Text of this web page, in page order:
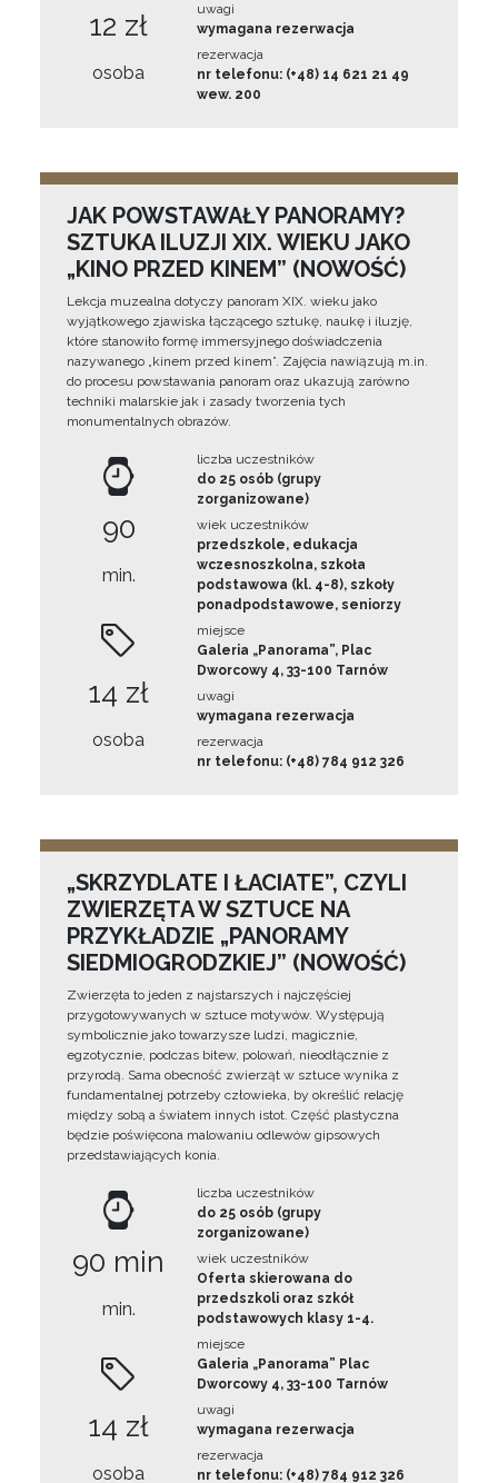
12 zł
osoba
uwagi
wymagana rezerwacja
rezerwacja
nr telefonu: (+48) 14 621 21 49
wew. 200
JAK POWSTAWAŁY PANORAMY?
SZTUKA ILUZJI XIX. WIEKU JAKO
„KINO PRZED KINEM” (NOWOŚĆ)
Lekcja muzealna dotyczy panoram XIX. wieku jako
wyjątkowego zjawiska łączącego sztukę, naukę i iluzję,
które stanowiło formę immersyjnego doświadczenia
nazywanego „kinem przed kinem”. Zajęcia nawiązują m.in.
do procesu powstawania panoram oraz ukazują zarówno
techniki malarskie jak i zasady tworzenia tych
monumentalnych obrazów.
90
min.
14 zł
osoba
liczba uczestników
do 25 osób (grupy
zorganizowane)
wiek uczestników
przedszkole, edukacja
wczesnoszkolna, szkoła
podstawowa (kl. 4-8), szkoły
ponadpodstawowe, seniorzy
miejsce
Galeria „Panorama”, Plac
Dworcowy 4, 33-100 Tarnów
uwagi
wymagana rezerwacja
rezerwacja
nr telefonu: (+48) 784 912 326
„SKRZYDLATE I ŁACIATE”, CZYLI
ZWIERZĘTA W SZTUCE NA
PRZYKŁADZIE „PANORAMY
SIEDMIOGRODZKIEJ” (NOWOŚĆ)
Zwierzęta to jeden z najstarszych i najczęściej
przygotowywanych w sztuce motywów. Występują
symbolicznie jako towarzysze ludzi, magicznie,
egzotycznie, podczas bitew, polowań, nieodłącznie z
przyrodą. Sama obecność zwierząt w sztuce wynika z
fundamentalnej potrzeby człowieka, by określić relację
między sobą a światem innych istot. Część plastyczna
będzie poświęcona malowaniu odlewów gipsowych
przedstawiających konia.
90 min
min.
14 zł
osoba
liczba uczestników
do 25 osób (grupy
zorganizowane)
wiek uczestników
Oferta skierowana do
przedszkoli oraz szkół
podstawowych klasy 1-4.
miejsce
Galeria „Panorama” Plac
Dworcowy 4, 33-100 Tarnów
uwagi
wymagana rezerwacja
rezerwacja
nr telefonu: (+48) 784 912 326